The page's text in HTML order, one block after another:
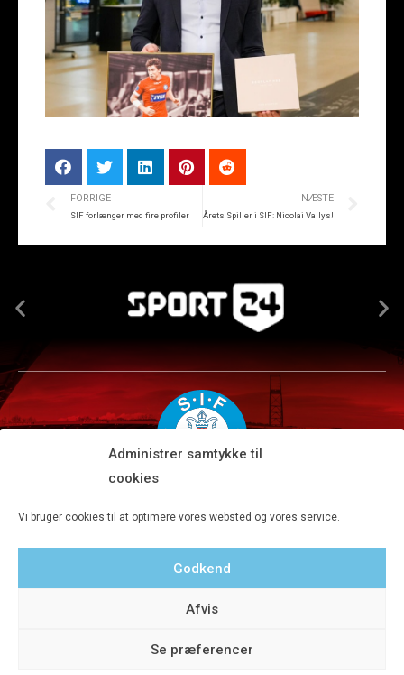
Administrer samtykke til
cookies
Vi bruger cookies til at optimere vores websted og vores service.
Godkend
Afvis
Se præferencer
FORRIGE
SIF forlænger med fire profiler
NÆSTE
Årets Spiller i SIF: Nicolai Vallys!
Tlf 8680 4477 · Fax 8680 4647 · Kontortid man-fre kl. 9-15